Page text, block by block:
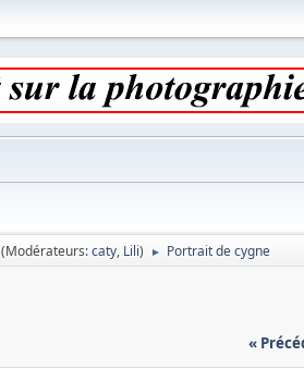
(Modérateurs:caty, Lili) ► Portrait de cygne
«